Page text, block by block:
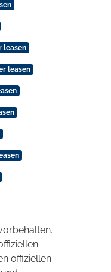
leasen
leasen
offiziellen